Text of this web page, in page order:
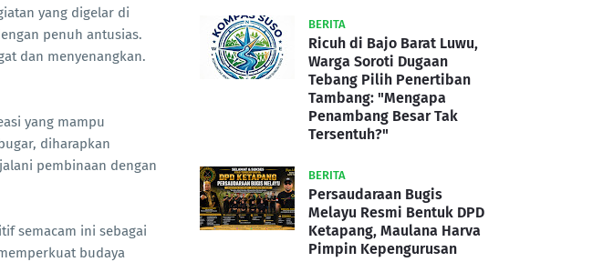
yang digelar di
penuh antusias.
dan menyenangkan.
yang mampu
diharapkan
pembinaan dengan
semacam ini sebagai
budaya
BERITA
Ricuh di Bajo Barat Luwu,
Warga Soroti Dugaan
Tebang Pilih Penertiban
Tambang: "Mengapa
Penambang Besar Tak
Tersentuh?"
BERITA
Persaudaraan Bugis
Melayu Resmi Bentuk DPD
Ketapang, Maulana Harva
Pimpin Kepengurusan